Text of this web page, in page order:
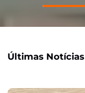
Últimas Notícias